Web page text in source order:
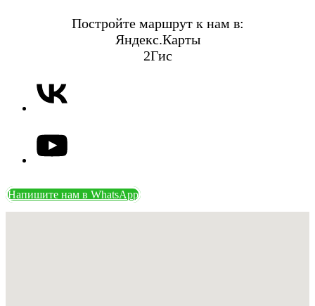
Постройте маршрут к нам в:
Яндекс.Карты
2Гис
Напишите нам в WhatsApp